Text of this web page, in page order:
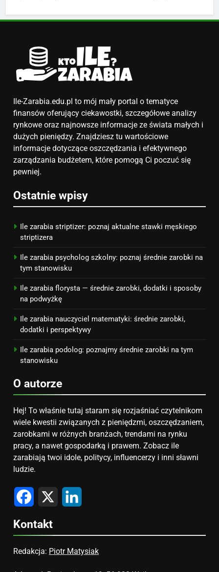
średnie zarobki na tym
Akcje charytatywne w szkole:
pomysły i przykłady, które
ZAROBKI
7
Jak przygotować się finansowo
na narodziny dziecka: ile to
kosztuje i jak zaplanować
PORADY
Netflix tagger — czym jest,
PRACA
Ile-Zarabia.edu.pl to mój mały portal o tematyce
finansów oferujący ciekawostki, szczegółowe analizy
rynkowe oraz najnowsze informacje ze świata małych i
dużych pieniędzy. Znajdziesz tu wartościowe
informacje dotyczące oszczędzania i efektywnego
zarządzania budżetem, które pomogą Ci poczuć się
pewniej.
Ostatnie wpisy
Ile zarabia striptizer: poznaj aktualne stawki męskiego
striptizera
Ile zarabia psycholog szkolny: poznaj średnie zarobki na
tym stanowisku
Ile zarabia florysta — średnie zarobki, dodatki i sposoby
na podwyżkę
Ile zarabia nauczyciel matematyki: średnie zarobki,
dodatki i perspektywy
Ile zarabia podolog: poznajmy średnie zarobki na tym
stanowisku
O autorze
Hej! To właśnie tutaj staram się rozjaśniać czytelnikom
wiele kwestii związanych z pieniędzmi, oszczędzaniem,
zarobkami w różnych branżach, trendami na rynku
pracy, a nawet gospodarką i prawem. Zobacz ile
zarabiają twoi idole, politycy, influencerzy i inni sławni
ludzie.
Facebook
X
Kontakt
Redakcja: Piotr Matysiak